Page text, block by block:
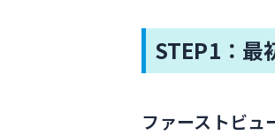
STEP1：最
ファーストビュ